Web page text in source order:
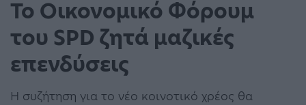
Το Οικονομικό Φόρουμ
του SPD ζητά μαζικές
επενδύσεις
Η συζήτηση για το νέο κοινοτικό χρέος θα